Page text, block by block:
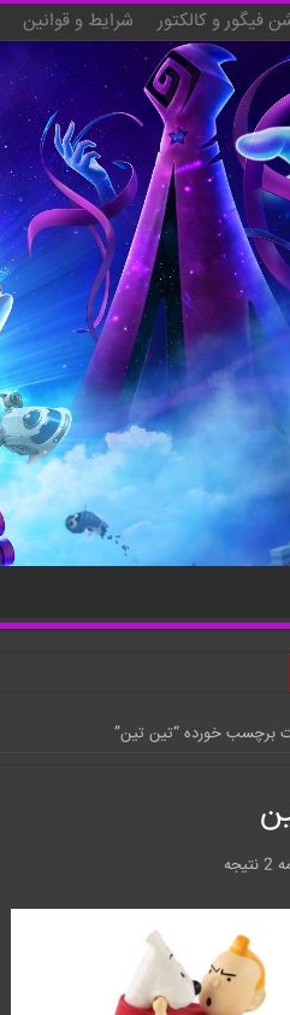
فیگور و کالکتور شرایط و قوانین
برچسب خورده “تین تین”